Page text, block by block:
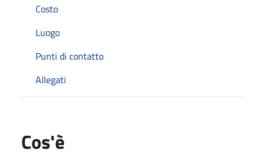
Costo
Luogo
Punti di contatto
Allegati
Cos'è